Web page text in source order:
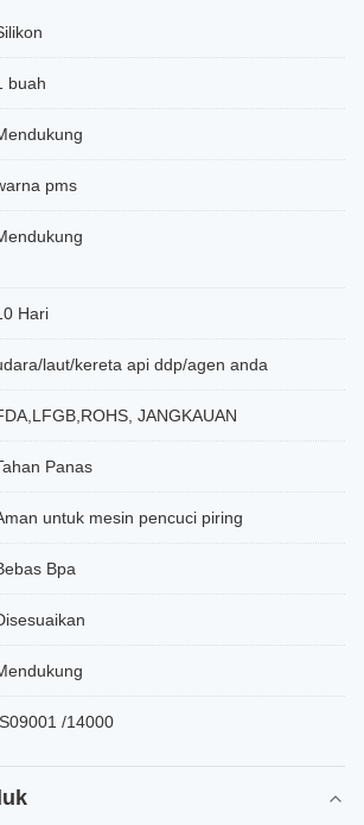
buah
pms
Hari
laut/kereta api ddp/agen anda
JANGKAUAN
Panas
untuk mesin pencuci piring
Bpa
/14000